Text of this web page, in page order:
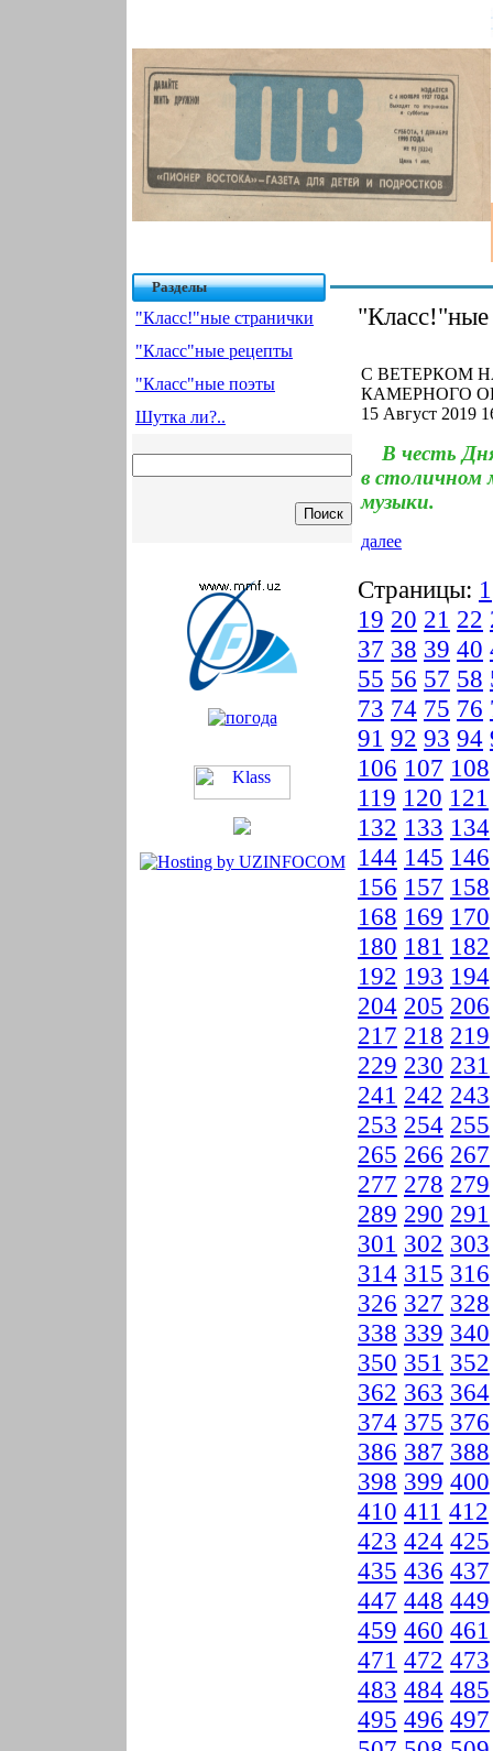
Разделы
"Класс!"ные странички
"Класс"ные рецепты
"Класс"ные поэты
Шутка ли?..
"Класс!"ные
С ВЕТЕРКОМ
КАМЕРНОГО
15 Август 2019
В честь
в столичном
музыки.
далее
Страницы: 1
19 20 21 22
37 38 39 40
55 56 57 58
73 74 75 76
91 92 93 94
106 107 108
119 120 121
132 133 134
144 145 146
156 157 158
168 169 170
180 181 182
192 193 194
204 205 206
217 218 219
229 230 231
241 242 243
253 254 255
265 266 267
277 278 279
289 290 291
301 302 303
314 315 316
326 327 328
338 339 340
350 351 352
362 363 364
374 375 376
386 387 388
398 399 400
410 411 412
423 424 425
435 436 437
447 448 449
459 460 461
471 472 473
483 484 485
495 496 497